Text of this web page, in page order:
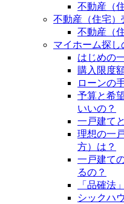
不動産（
不動産（住宅）
不動産（
マイホーム探
はじめの
購入限度
ローンの
予算と希
いいの？
一戸建て
理想の一
方）は？
一戸建て
るの？
「品確法
シックハ